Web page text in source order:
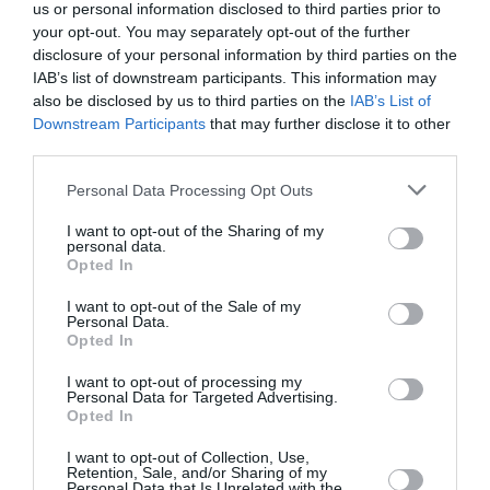
us or personal information disclosed to third parties prior to
your opt-out. You may separately opt-out of the further
disclosure of your personal information by third parties on the
IAB’s list of downstream participants. This information may
also be disclosed by us to third parties on the IAB’s List of
Downstream Participants that may further disclose it to other
Personal Data Processing Opt Outs
I want to opt-out of the Sharing of my
personal data.
Opted In
I want to opt-out of the Sale of my
Personal Data.
Opted In
I want to opt-out of processing my
Personal Data for Targeted Advertising.
Opted In
I want to opt-out of Collection, Use,
Retention, Sale, and/or Sharing of my
Η φιλοσοφία αυτή είναι πιο επίκαιρη από ποτέ,
σε μια εποχή όπου το dating μοιάζει πιο
απαιτητικό. «Όταν σταματά κανείς να βλέπει
τη σχέση ως καθοριστικό στοιχείο της
αυτότητάς του δημιουργεί χώρο για πιο
αυθεντικές και χαλαρές συνδέσεις», εξηγεί. Το
quiet dating είναι, ουσιαστικά, η διαδικασία του
γίνεται ένα από τα πολλά όμορφα κομμάτια
μιας πλούσιας ζωής.
Όπως λέει χαρακτηριστικά η relationship expert,
μιας ζωής με πληρότητα και όχι ο προορισμός